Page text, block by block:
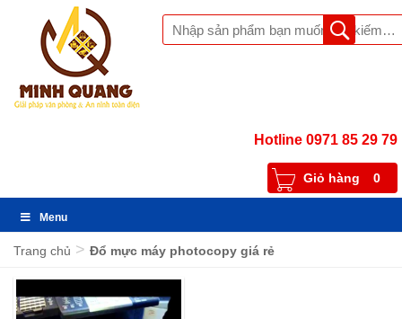
Hotline 0971 85 29 79
Giỏ hàng 0
Menu
Trang chủ > Đổ mực máy photocopy giá rẻ